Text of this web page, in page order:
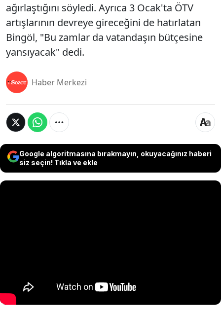
ağırlaştığını söyledi. Ayrıca 3 Ocak'ta ÖTV
artışlarının devreye gireceğini de hatırlatan
Bingöl, "Bu zamlar da vatandaşın bütçesine
yansıyacak" dedi.
Haber Merkezi
Google algoritmasına bırakmayın, okuyacağınız haberi
siz seçin! Tıkla ve ekle